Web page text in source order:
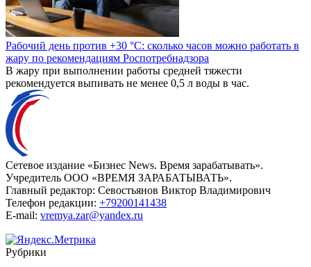
Рабочий день против +30 °C: сколько часов можно работать в
жару по рекомендациям Роспотребнадзора
В жару при выполнении работы средней тяжести
рекомендуется выпивать не менее 0,5 л воды в час.
Сетевое издание «Бизнес News. Время зарабатывать».
Учредитель ООО «ВРЕМЯ ЗАРАБАТЫВАТЬ».
Главный редактор: Севостьянов Виктор Владимирович
Телефон редакции: +79200141438
E-mail: vremya.zar@yandex.ru
Рубрики